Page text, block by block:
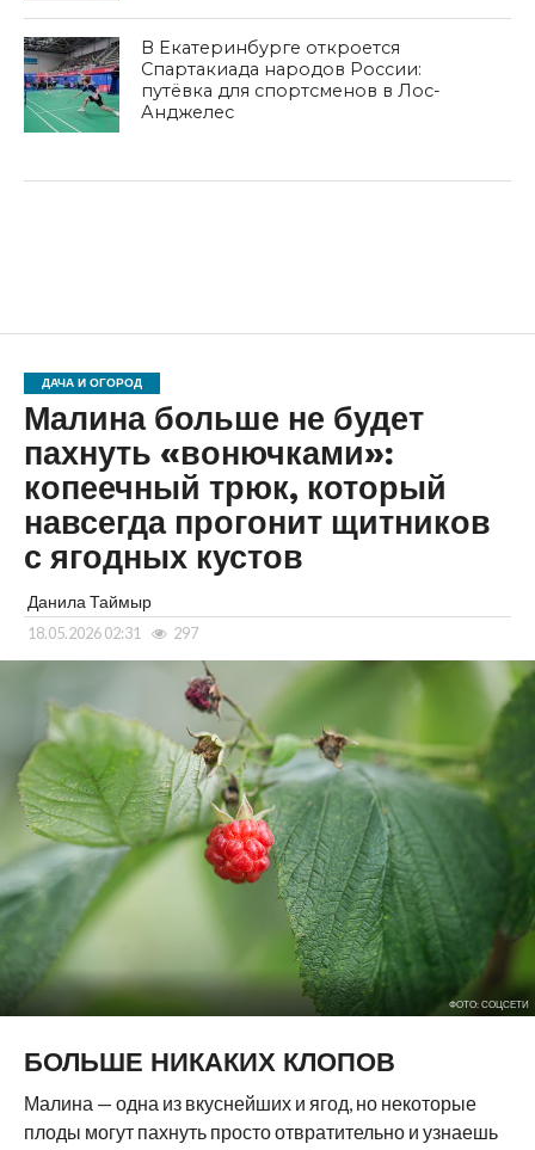
В Екатеринбурге откроется
Спартакиада народов России:
путёвка для спортсменов в Лос-
Анджелес
ДАЧА И ОГОРОД
Малина больше не будет
пахнуть «вонючками»:
копеечный трюк, который
навсегда прогонит щитников
с ягодных кустов
Данила Таймыр
18.05.2026 02:31 297
ФОТО: СОЦСЕТИ
БОЛЬШЕ НИКАКИХ КЛОПОВ
Малина — одна из вкуснейших и ягод, но некоторые
плоды могут пахнуть просто отвратительно и узнаешь